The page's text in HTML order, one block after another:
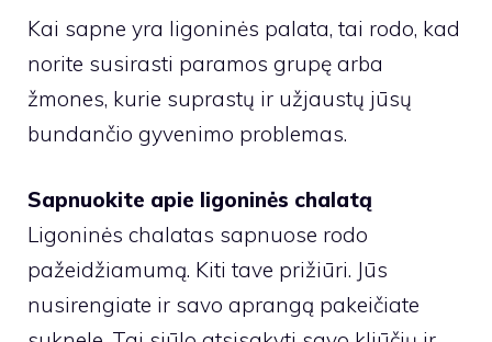
Kai sapne yra ligoninės palata, tai rodo, kad
norite susirasti paramos grupę arba
žmones, kurie suprastų ir užjaustų jūsų
bundančio gyvenimo problemas.
Sapnuokite apie ligoninės chalatą
Ligoninės chalatas sapnuose rodo
pažeidžiamumą. Kiti tave prižiūri. Jūs
nusirengiate ir savo aprangą pakeičiate